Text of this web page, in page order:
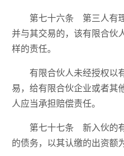
第七十六条 第三人有理
并与其交易的，该有限合伙
样的责任。
有限合伙人未经授权以
易，给有限合伙企业或者其
人应当承担赔偿责任。
第七十七条 新入伙的有
的债务，以其认缴的出资额